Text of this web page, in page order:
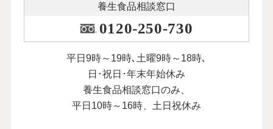
養生食品相談窓口
0120-250-730
平日9時～19時､土曜9時～18時､
日･祝日･年末年始休み
養生食品相談窓口のみ、
平日10時～16時、土日祝休み